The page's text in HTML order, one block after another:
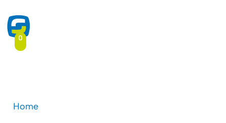
0
Home-